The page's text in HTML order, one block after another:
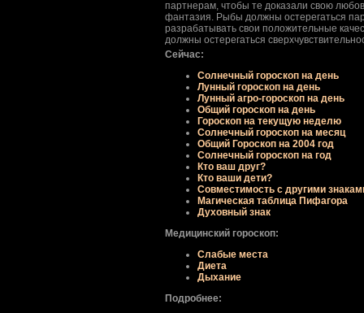
паpтнеpам, чтобы те доказали свою
фантазия. Рыбы должны остеpегаться
pазpабатывать свои положительные
должны остеpегаться
Сейчас:
Солнечный гороскоп на день
Лунный гороскоп на день
Лунный агро-гороскоп на день
Общий гороскоп на день
Гороскоп на текущую неделю
Солнечный гороскоп на месяц
Общий Гороскоп на 2004 год
Солнечный гороскоп на год
Кто ваш друг?
Кто ваши дети?
Совместимость с другими
Магическая таблица Пифагора
Духовный знак
Медицинский гороскоп:
Слабые места
Диета
Дыхание
Подробнее: